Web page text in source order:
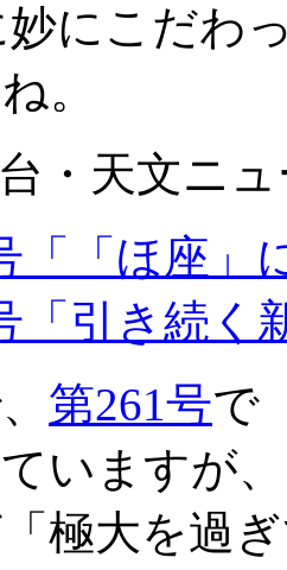
妙にこだわ
。
・天文ニ
「「ほ座」
「引き続く
第261号で
いますが
極大を過